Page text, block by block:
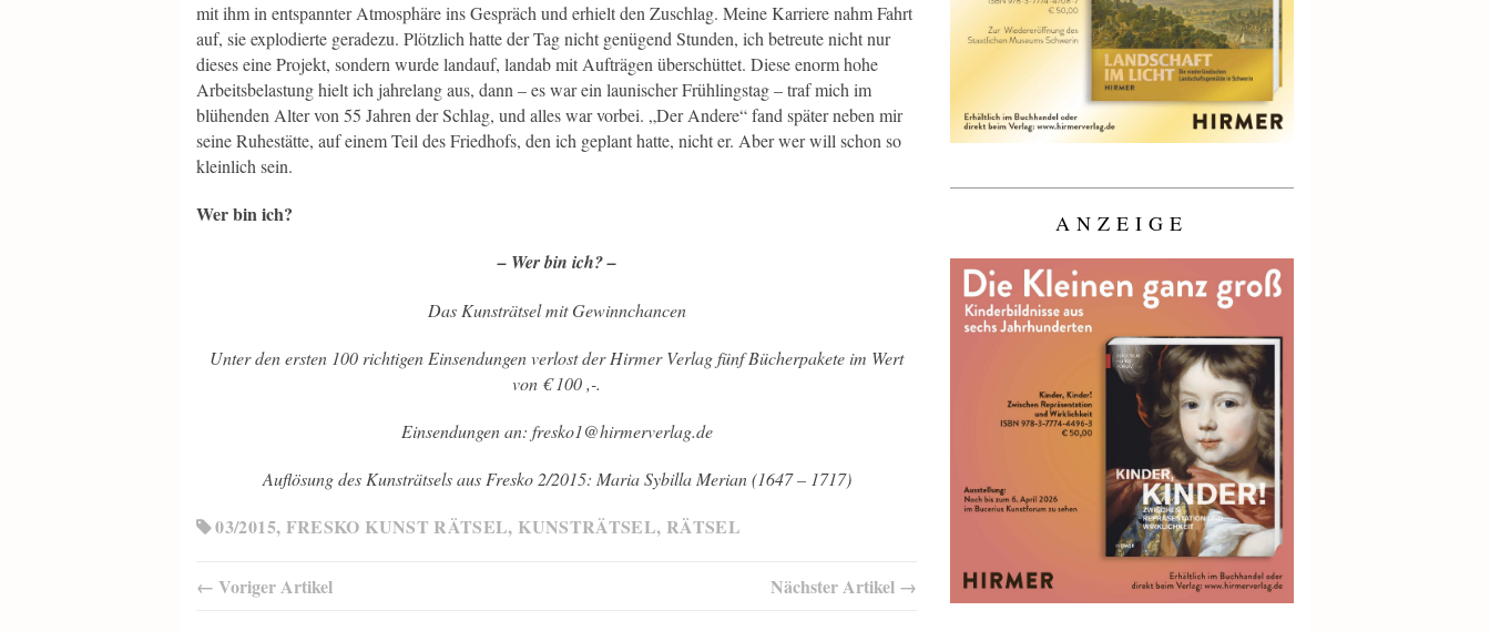
mit ihm in entspannter Atmosphäre ins Gespräch und erhielt den Zuschlag. Meine Karriere nahm Fahrt
auf, sie explodierte geradezu. Plötzlich hatte der Tag nicht genügend Stunden, ich betreute nicht nur
dieses eine Projekt, sondern wurde landauf, landab mit Aufträgen überschüttet. Diese enorm hohe
Arbeitsbelastung hielt ich jahrelang aus, dann – es war ein launischer Frühlingstag – traf mich im
blühenden Alter von 55 Jahren der Schlag, und alles war vorbei. „Der Andere“ fand später neben mir
seine Ruhestätte, auf einem Teil des Friedhofs, den ich geplant hatte, nicht er. Aber wer will schon so
kleinlich sein.
Wer bin ich?
– Wer bin ich? –
Das Kunsträtsel mit Gewinnchancen
Unter den ersten 100 richtigen Einsendungen verlost der Hirmer Verlag fünf Bücherpakete im Wert
von € 100 ,-.
Einsendungen an: fresko1@hirmerverlag.de
Auflösung des Kunsträtsels aus Fresko 2/2015: Maria Sybilla Merian (1647 – 1717)
03/2015, FRESKO KUNST RÄTSEL, KUNSTRÄTSEL, RÄTSEL
← Voriger Artikel Nächster Artikel →
ANZEIGE